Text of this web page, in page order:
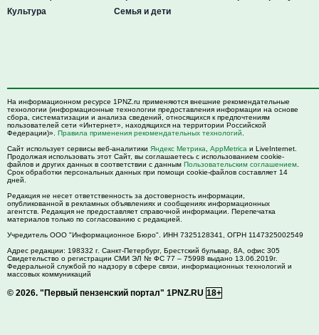
Культура
Семья и дети
На информационном ресурсе 1PNZ.ru применяются внешние рекомендательные
технологии (информационные технологии предоставления информации на основе
сбора, систематизации и анализа сведений, относящихся к предпочтениям
пользователей сети «Интернет», находящихся на территории Российской
Федерации)». Правила применения рекомендательных технологий
Сайт использует сервисы веб-аналитики Яндекс Метрика AppMetrica и LiveInternet.
Продолжая использовать этот Сайт, вы соглашаетесь с использованием cookie-
файлов и других данных в соответствии с данным Пользовательским соглашением
Срок обработки персональных данных при помощи cookie-файлов составляет 14
дней.
Редакция не несет ответственность за достоверность информации,
опубликованной в рекламных объявлениях и сообщениях информационных
агентств. Редакция не предоставляет справочной информации. Перепечатка
материалов только по согласованию с редакцией.
Учредитель ООО "Информационное Бюро". ИНН 7325128341, ОГРН 1147325002549
Адрес редакции: 198332 г. Санкт-Петербург, Брестский бульвар, 8А, офис 305
Свидетельство о регистрации СМИ ЭЛ № ФС 77 – 75998 выдано 13.06.2019г.
Федеральной службой по надзору в сфере связи, информационных технологий и
массовых коммуникаций
© 2026. "Первый пензенский портал" 1PNZ.RU 18+